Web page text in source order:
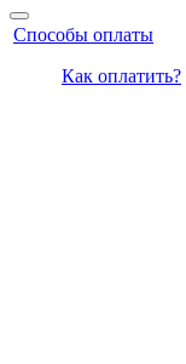
Способы оплаты
Как оплатить?